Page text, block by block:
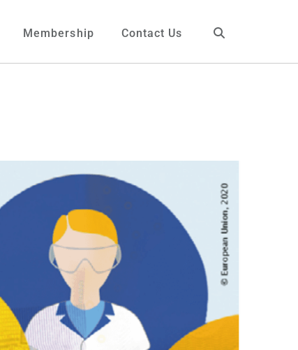
Membership Contact Us